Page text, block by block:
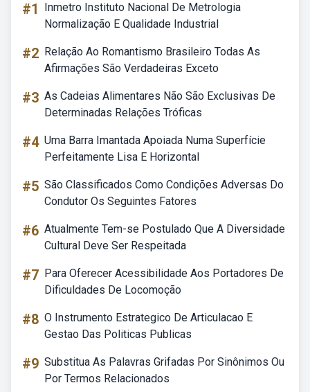
#1
Inmetro Instituto Nacional De Metrologia
Normalização E Qualidade Industrial
#2 Relação Ao Romantismo Brasileiro Todas As
Afirmações São Verdadeiras Exceto
#3 As Cadeias Alimentares Não São Exclusivas De
Determinadas Relações Tróficas
#4 Uma Barra Imantada Apoiada Numa Superfície
Perfeitamente Lisa E Horizontal
#5 São Classificados Como Condições Adversas Do
Condutor Os Seguintes Fatores
#6 Atualmente Tem-se Postulado Que A Diversidade
Cultural Deve Ser Respeitada
#7 Para Oferecer Acessibilidade Aos Portadores De
Dificuldades De Locomoção
#8 O Instrumento Estrategico De Articulacao E
Gestao Das Politicas Publicas
#9 Substitua As Palavras Grifadas Por Sinônimos Ou
Por Termos Relacionados